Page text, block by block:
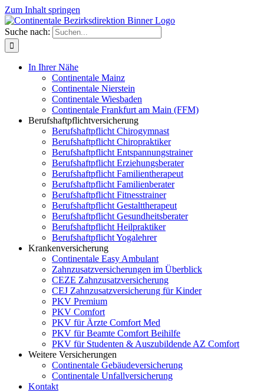
Zum Inhalt springen
Suche nach:
In Ihrer Nähe
Continentale Mainz
Continentale Nierstein
Continentale Wiesbaden
Continentale Frankfurt am Main (FFM)
Berufshaftpflichtversicherung
Berufshaftpflicht Chirogymnast
Berufshaftpflicht Chiropraktiker
Berufshaftpflicht Entspannungstrainer
Berufshaftpflicht Erziehungsberater
Berufshaftpflicht Familientherapeut
Berufshaftpflicht Familienberater
Berufshaftpflicht Fitnesstrainer
Berufshaftpflicht Gestalttherapeut
Berufshaftpflicht Gesundheitsberater
Berufshaftpflicht Heilpraktiker
Berufshaftpflicht Yogalehrer
Krankenversicherung
Continentale Easy Ambulant
Zahnzusatzversicherungen im Überblick
CEZE Zahnzusatzversicherung
CEJ Zahnzusatzversicherung für Kinder
PKV Premium
PKV Comfort
PKV für Ärzte Comfort Med
PKV für Beamte Comfort Beihilfe
PKV für Studenten & Auszubildende AZ Comfort
Weitere Versicherungen
Continentale Gebäudeversicherung
Continentale Unfallversicherung
Kontakt